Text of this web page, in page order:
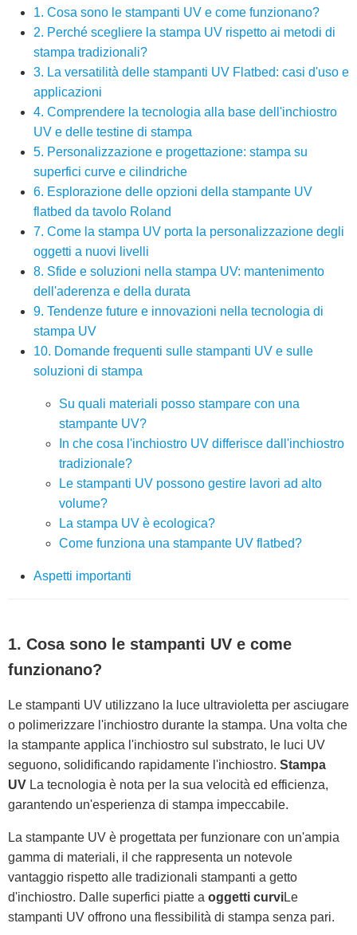
1. Cosa sono le stampanti UV e come funzionano?
2. Perché scegliere la stampa UV rispetto ai metodi di
stampa tradizionali?
3. La versatilità delle stampanti UV Flatbed: casi d'uso e
applicazioni
4. Comprendere la tecnologia alla base dell'inchiostro
UV e delle testine di stampa
5. Personalizzazione e progettazione: stampa su
superfici curve e cilindriche
6. Esplorazione delle opzioni della stampante UV
flatbed da tavolo Roland
7. Come la stampa UV porta la personalizzazione degli
oggetti a nuovi livelli
8. Sfide e soluzioni nella stampa UV: mantenimento
dell'aderenza e della durata
9. Tendenze future e innovazioni nella tecnologia di
stampa UV
10. Domande frequenti sulle stampanti UV e sulle
soluzioni di stampa
Su quali materiali posso stampare con una
stampante UV?
In che cosa l'inchiostro UV differisce dall'inchiostro
tradizionale?
Le stampanti UV possono gestire lavori ad alto
volume?
La stampa UV è ecologica?
Come funziona una stampante UV flatbed?
Aspetti importanti
1. Cosa sono le stampanti UV e come
funzionano?
Le stampanti UV utilizzano la luce ultravioletta per asciugare
o polimerizzare l'inchiostro durante la stampa. Una volta che
la stampante applica l'inchiostro sul substrato, le luci UV
seguono, solidificando rapidamente l'inchiostro. Stampa
UV La tecnologia è nota per la sua velocità ed efficienza,
garantendo un'esperienza di stampa impeccabile.
La stampante UV è progettata per funzionare con un'ampia
gamma di materiali, il che rappresenta un notevole
vantaggio rispetto alle tradizionali stampanti a getto
d'inchiostro. Dalle superfici piatte a oggetti curviLe
stampanti UV offrono una flessibilità di stampa senza pari.